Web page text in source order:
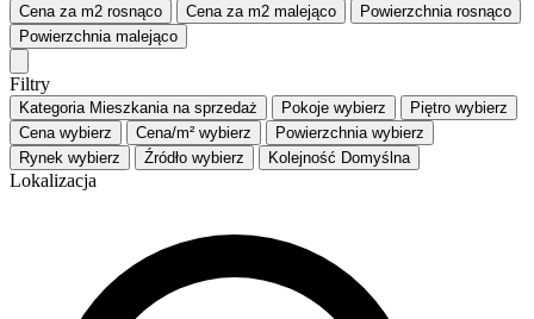
Cena za m2 rosnąco Cena za m2 malejąco Powierzchnia rosnąco
Powierzchnia malejąco
Filtry
Kategoria Mieszkania na sprzedaż Pokoje wybierz Piętro wybierz
Cena wybierz Cena/m² wybierz Powierzchnia wybierz
Rynek wybierz Źródło wybierz Kolejność Domyślna
Lokalizacja